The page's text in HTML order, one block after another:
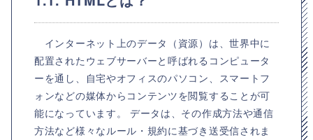
インターネット上のデータ（資源）は、世界中に
配置されたウェブサーバーと呼ばれるコンピュータ
ーを通し、自宅やオフィスのパソコン、スマートフ
ォンなどの媒体からコンテンツを閲覧することが可
能になっています。 データは、その作成方法や通信
方法など様々なルール・規約に基づき送受信されま